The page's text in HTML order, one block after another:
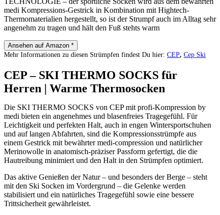
medi Kompressions-Gestrick in Kombination mit Hightech-
Thermomaterialien hergestellt, so ist der Strumpf auch im Alltag sehr
angenehm zu tragen und hält den Fuß stehts warm
Ansehen auf Amazon *
Mehr Informationen zu diesen Strümpfen findest Du hier: CEP, Cep Ski
CEP – SKI THERMO SOCKS für
Herren | Warme Thermosocken
Die SKI THERMO SOCKS von CEP mit profi-Kompression by
medi bieten ein angenehmes und blasenfreies Tragegefühl. Für
Leichtigkeit und perfekten Halt, auch in engen Wintersportschuhen
und auf langen Abfahrten, sind die Kompressionsstrümpfe aus
einem Gestrick mit bewährter medi-compression und natürlicher
Merinowolle in anatomisch-präziser Passform gefertigt, die die
Hautreibung minimiert und den Halt in den Strümpfen optimiert.
Das aktive Genießen der Natur – und besonders der Berge – steht
mit den Ski Socken im Vordergrund – die Gelenke werden
stabilisiert und ein natürliches Tragegefühl sowie eine bessere
Trittsicherheit gewährleistet.